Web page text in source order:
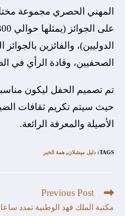
المهني الحصري مجموعة
الدوليين)، والفائزين
الصحفيين، وقادة الرأي في
تم تصميم الحفل ليكون
حيث سيتم تكريم ثقافات
الأصيلة والمعرفة الرائعة.
TAGS
:دليل ميشلان, همة الخبر
Previous Post
مكتبة الملك فهد الوطنية تمدد